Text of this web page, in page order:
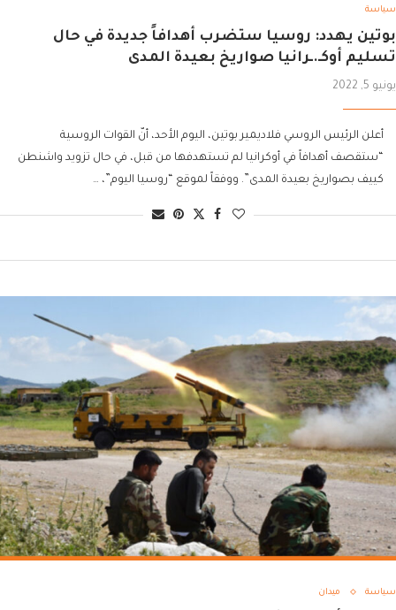
سياسة
بوتين يهدد: روسيا ستضرب أهدافاً جديدة في حال
تسليم أوكـ.ـرانيا صواريخ بعيدة المدى
يونيو 5, 2022
أعلن الرئيس الروسي فلاديمير بوتين، اليوم الأحد، أنّ القوات الروسية
“ستقصف أهدافاً في أوكرانيا لم تستهدفها من قبل، في حال تزويد واشنطن
كييف بصواريخ بعيدة المدى”. ووفقاً لموقع “روسيا اليوم”، …
سياسة ميدان